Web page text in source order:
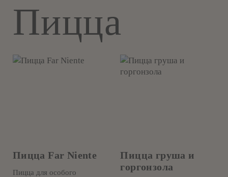
Пицца
Пицца Far Niente
Пицца для особого
Пицца груша и
горгонзола